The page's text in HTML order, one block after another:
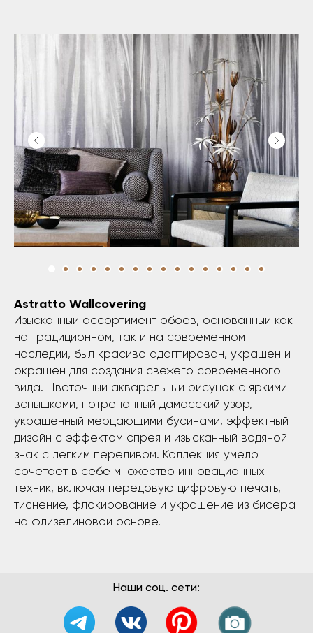
Astratto Wallcovering
Изысканный ассортимент обоев, основанный как
на традиционном, так и на современном
наследии, был красиво адаптирован, украшен и
окрашен для создания свежего современного
вида. Цветочный акварельный рисунок с яркими
вспышками, потрепанный дамасский узор,
украшенный мерцающими бусинами, эффектный
дизайн с эффектом спрея и изысканный водяной
знак с легким переливом. Коллекция умело
сочетает в себе множество инновационных
техник, включая передовую цифровую печать,
тиснение, флокирование и украшение из бисера
на флизелиновой основе.
Наши соц. сети: